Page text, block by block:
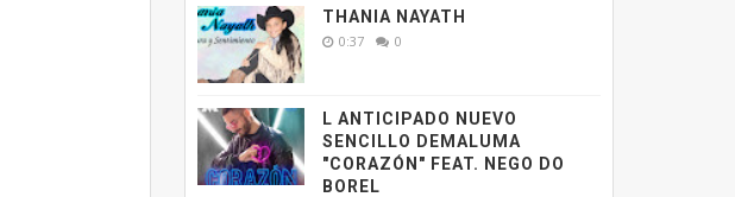
THANIA NAYATH
0:37 0
L ANTICIPADO NUEVO
SENCILLO DEMALUMA
"CORAZÓN" FEAT. NEGO DO
BOREL